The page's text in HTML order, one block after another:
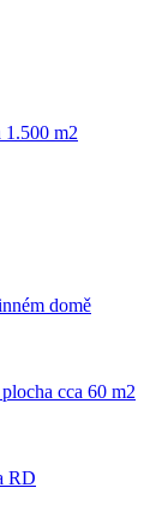
1.500 m2
domě
cca 60 m2
RD